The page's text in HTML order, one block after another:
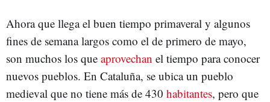
Ahora que llega el buen tiempo primaveral y algunos
fines de semana largos como el de primero de mayo,
son muchos los que aprovechan el tiempo para conocer
nuevos pueblos. En Cataluña, se ubica un pueblo
medieval que no tiene más de 430 habitantes, pero que